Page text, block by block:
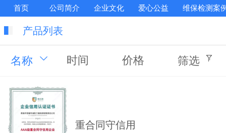
首页 公司简介 企业文化 爱心公益 维保检测案
产品列表
名称 时间 价格 筛选
重合同守信用